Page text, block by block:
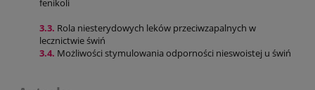
3.3. Rola niesterydowych leków przeciwzapalnych w
lecznictwie świń
3.4. Możliwości stymulowania odporności nieswoistej u świń